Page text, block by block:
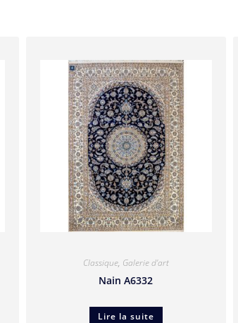
Classique, Galerie d'art
Nain A6332
Lire la suite